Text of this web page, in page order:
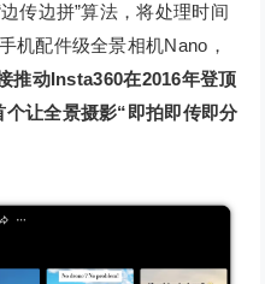
传边拼”算法，将处理时间
机配件级全景相机Nano，
推动Insta360在2016年登顶
让全景摄影“即拍即传即分